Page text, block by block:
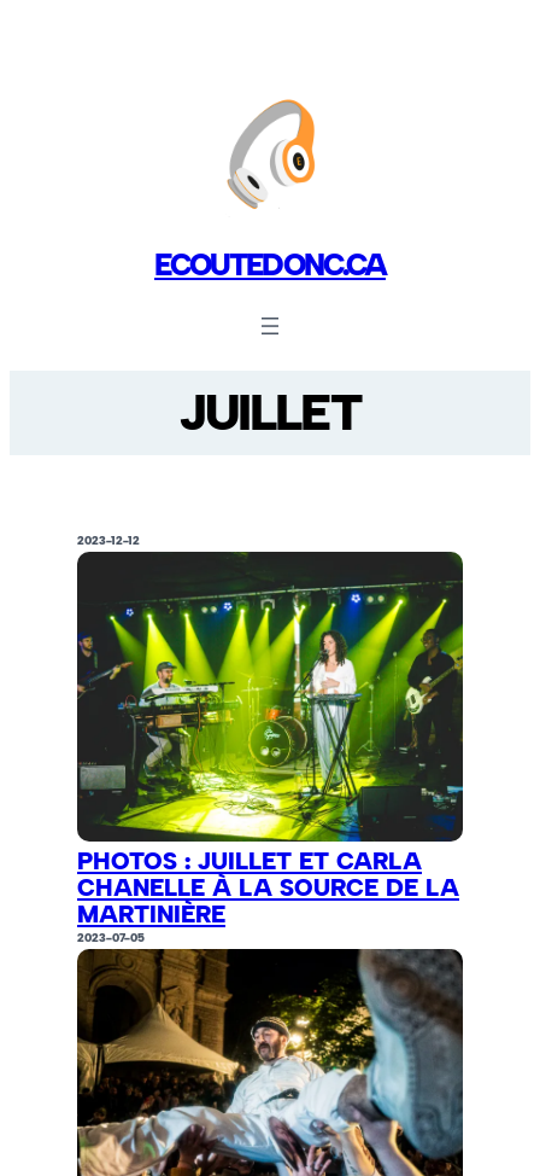
ECOUTEDONC.CA
JUILLET
2023-12-12
PHOTOS : JUILLET ET CARLA
CHANELLE À LA SOURCE DE LA
MARTINIÈRE
2023-07-05